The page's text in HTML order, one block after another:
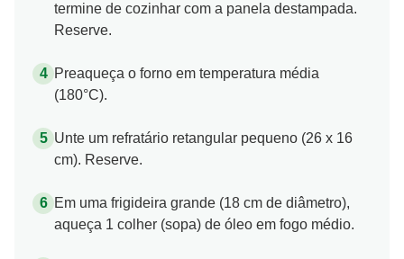
termine de cozinhar com a panela destampada.
Reserve.
Preaqueça o forno em temperatura média
(180°C).
Unte um refratário retangular pequeno (26 x 16
cm). Reserve.
Em uma frigideira grande (18 cm de diâmetro),
aqueça 1 colher (sopa) de óleo em fogo médio.